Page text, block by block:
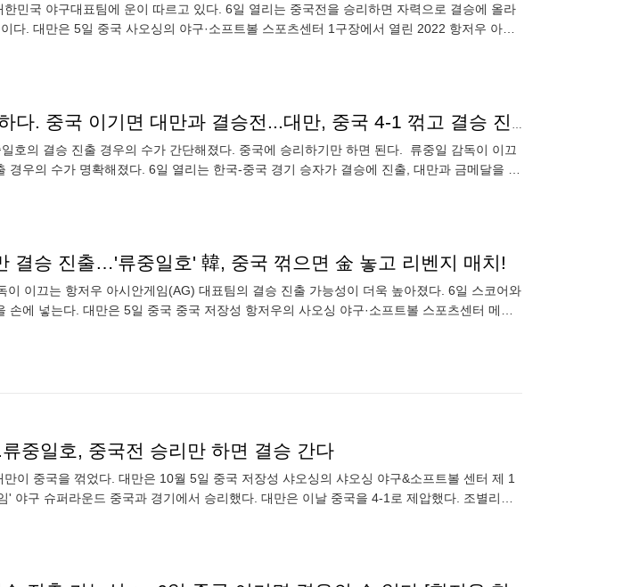
민국 야구대표팀에 운이 따르고 있다. 6일 열리는 중국전을 승리하면 자력으로 결승에 올라
다. 대만은 5일 중국 사오싱의 야구·소프트볼 스포츠센터 1구장에서 열린 2022 항저우 아시
류중일호, 경우의 수 간단하다. 중국 이기면 대만과 결승전...대만, 중국 4-1 꺾고 결승 진출(종합)
호의 결승 진출 경우의 수가 간단해졌다. 중국에 승리하기만 하면 된다. 류중일 감독이 이끄
경우의 수가 명확해졌다. 6일 열리는 한국-중국 경기 승자가 결승에 진출, 대만과 금메달을 놓
결승 진출…'류중일호' 韓, 중국 꺾으면 金 놓고 리벤지 매치!
이 이끄는 항저우 아시안게임(AG) 대표팀의 결승 진출 가능성이 더욱 높아졌다. 6일 스코어와
손에 넣는다. 대만은 5일 중국 중국 저장성 항저우의 사오싱 야구·소프트볼 스포츠센터 메인
중일호, 중국전 승리만 하면 결승 간다
이 중국을 꺾었다. 대만은 10월 5일 중국 저장성 샤오싱의 샤오싱 야구&소프트볼 센터 제 1
야구 슈퍼라운드 중국과 경기에서 승리했다. 대만은 이날 중국을 4-1로 제압했다. 조별리그